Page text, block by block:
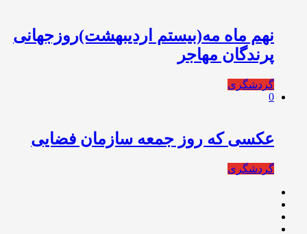
نهم ماه مه(بیستم اردیبهشت)روزجهانی
پرندگان مهاجر
گردشگری
0
عکسی که روز جمعه سازمان فضایی
گردشگری